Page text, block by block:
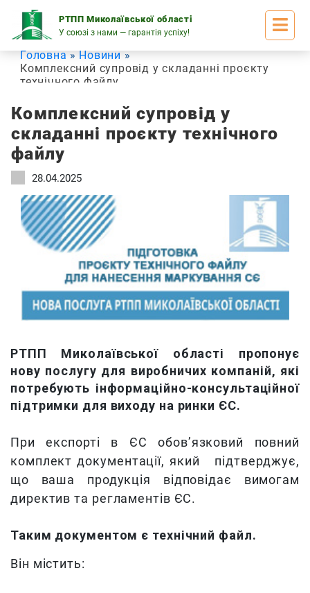
РТПП Миколаївської області
У союзі з нами — гарантія успіху!
content
Головна
Новини
Комплексний супровід у складанні проєкту
технічного файлу
Комплексний супровід у
складанні проєкту технічного
файлу
28.04.2025
РТПП Миколаївської області пропонує
нову послугу для виробничих компаній, які
потребують інформаційно-консультаційної
підтримки для виходу на ринки ЄС.
При експорті в ЄС обов’язковий повний
комплект документації, який підтверджує,
що ваша продукція відповідає вимогам
директив та регламентів ЄС.
Таким документом є технічний файл.
Він містить: